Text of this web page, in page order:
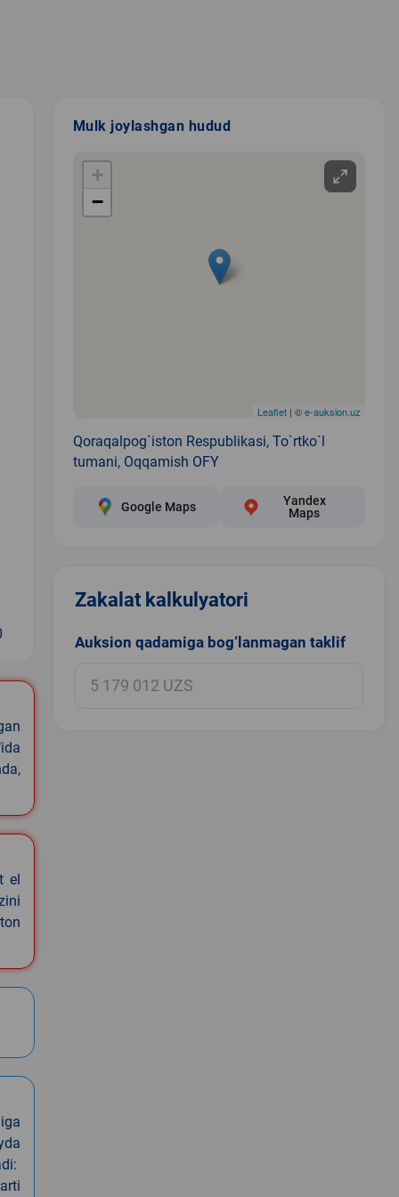
el
Mulk joylashgan hudud
+
−
Leaflet| ©e-auksion.uz
Qoraqalpog`iston Respublikasi, To`rtko`l
tumani, Oqqamish OFY
Google Maps
Yandex
Maps
Zakalat kalkulyatori
Auksion qadamiga bog‘lanmagan taklif